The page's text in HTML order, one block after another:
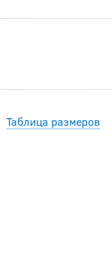
Таблица размеров